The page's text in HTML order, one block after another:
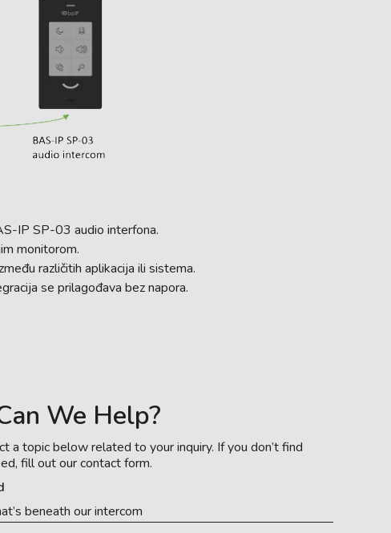
IP SP-03 audio interfona.
monitorom.
različitih aplikacija ili sistema.
se prilagođava bez napora.
We Help?
a topic below related to your inquiry. If you don’t find
fill out our contact form.
beneath our intercom